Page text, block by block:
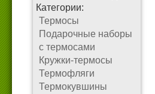
Категории:
Термосы
Подарочные наборы
с термосами
Кружки-термосы
Термофляги
Термокувшины